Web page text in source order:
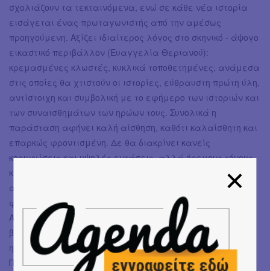
σχολιάζουν τα τεκταινόμενα, ενώ σε κάθε νέα ιστορία
εισάγεται ένας πρωταγωνιστής από την αμέσως
προηγούμενη. Αξίζει ιδιαίτερος λόγος στο σκηνικό - άψογο
εικαστικό περιβάλλον (Ευαγγελία Θεριανού):
κρεμασμένες κλωστές, κυκλικά τοποθετημένες, ανάμεσα
στις οποίες θα χτιστούν οι ιστορίες, εύθραυστη πρώτη ύλη,
αντίστοιχη και συμβολική με το εφήμερο των ιστοριών και
των συναισθημάτων των ηρώων τους. Συνολικά η
παράσταση αφήνει καλή αίσθηση, καθότι καλαίσθητη και
επαρκώς φροντισμένη. Δε θα διακρίνει κανείς
κορυφώσεις και υψηλές εντάσεις, αλλά ήρεμους τόνους
και ανάλαφρο κλίμα, χωρίς αυτό να σημαίνει ότι δεν
αναδύονται ποικίλα συναισθήματα, με κυριότερα τον
φόβο της μοναξιάς και την ανάγκη της συντροφικότητας.
Ασφαλώς στο αποτέλεσμα συνέβαλαν στον μέγιστο
βαθμό οι συντονισμένες ερμηνείες των ταλαντούχων
ηθοποιών (Άν. Μάσχα, Κ. Φιλίππογλου, Γ. Χατζηπασχάλη,
Π. Δαδακαρίδης, Ευδ. Ρουμελιώτη, Σ. Τουμάση, Ν.